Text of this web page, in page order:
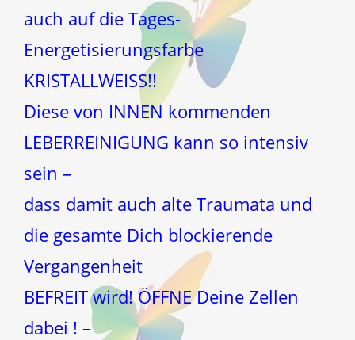
auch auf die Tages-
Energetisierungsfarbe
KRISTALLWEISS!!
Diese von INNEN kommenden
LEBERREINIGUNG kann so intensiv
sein –
dass damit auch alte Traumata und
die gesamte Dich blockierende
Vergangenheit
BEFREIT wird! ÖFFNE Deine Zellen
dabei ! –